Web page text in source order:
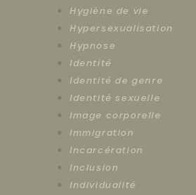
Hygiène de vie
Hypersexualisation
Hypnose
Identité
Identité de genre
Identité sexuelle
Image corporelle
Immigration
Incarcération
Inclusion
Individualité